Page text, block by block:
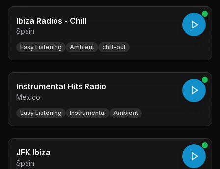
Ibiza Radios - Chill
Spain
Easy Listening Ambient chill-out
Instrumental Hits Radio
Mexico
Easy Listening Instrumental Ambient
JFK Ibiza
Spain